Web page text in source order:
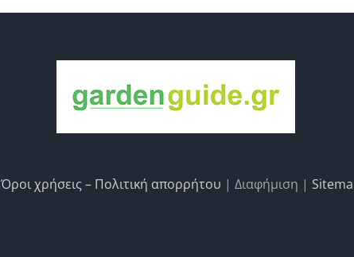
Όροι χρήσεις – Πολιτική απορρήτου | Διαφήμιση |